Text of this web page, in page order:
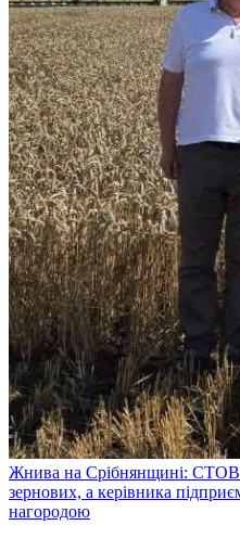
Жнива на Срібнянщині: СТОВ
зернових, а керівника
нагородою